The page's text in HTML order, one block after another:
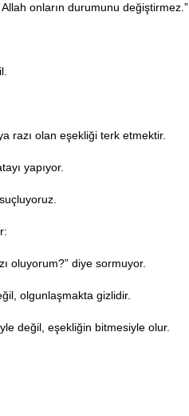
onların durumunu değiştirmez.”
razı olan eşekliği terk etmektir.
yapıyor.
oluyorum?” diye sormuyor.
olgunlaşmakta gizlidir.
değil, eşekliğin bitmesiyle olur.